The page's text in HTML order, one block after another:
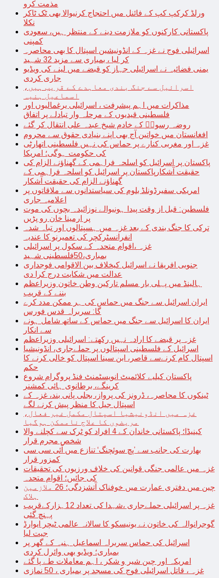
مذمت کرو
ورلڈ کرکپ کپ کے فائنل میں احتجاج کرنیوالا بھی ٹک ٹاکر
نکلا
پاکستانی کارکنوں کو ملازمت دینے کے منتظر ہیں، سعودی
کمپنی
اسرائیلی فوج نے غزہ کے انڈونیشین اسپتال کا بھی محاصرہ
کر لیا ، بمباری سے مزید 32 شہید
یمنی فضائیہ نے اسرائیلی جہاز کو قبضے میں لینے کی ویڈیو
جاری کردی
اسرائیل سے جنگ بندی معاہدے کے قریب ہیں،
اسماعیل ہنیہ
مذاکرات میں اہم پیشرفت ، اسرائیلی یرغمالیوں اور
فلسطینی قیدیوں کے مرحلہ وار تبادلے پر اتفاق
روضہ رسولؐ کے خادم شیخ عبدہ علی انتقال کر گئے
افغانستان میں خواتین آج بھی اپنے بنیادی حقوق سے محروم
غزہ اور مغربی کنارے پر حماس کی نہیں فلسطینی اتھارٹی
کی حکومت ہوگی؛ امریکا
پاکستان پر اسرائیل کو اسلحہ فراہمی کے گھناؤنے الزام کی
حقیقت آشکارپاکستان پر اسرائیل کو اسلحہ فراہمی کے
گھناؤنے الزام کی حقیقت آشکار
امریکی سفیرڈونلڈ بلوم کی سیاستدانوں سے ملاقاتوں پر
اعلامیہ جاری
فلسطین: قبل از وقت پیدا ہونیوالے نوزائیدہ بچوں کی موت
پر ارمینا خان رو پڑیں
ترکی کا جنگ بندی کے بعد غزہ میں ہسپتالوں اور تباہ شدہ
انفرانسٹرکچر کی تعمیرنو کا عندیہ
غزہ ،اقوام متحدہ کے سکول پر اسرائیلی
بمباری،50فلسطینی شہید
جنوبی افریقا نے اسرائیل کیخلاف بین الاقوامی فوجداری
عدالت میں شکایت درج کرا دی
ہالینڈ میں پہلی بار مسلم تارکین وطن خاتون وزیراعظم
بننے کے قریب
ایران اسرائیل سے جنگ میں حماس کی ہر ممکن مدد کرے
گا: سربراہ قدس فورس
ایران کا اسرائیل سے جنگ میں حماس کے ساتھ شامل ہونے
سے انکار
غزہ پر قبضے کا ارادہ نہیں رکھتے: اسرائیلی وزیراعظم
اسرائیل کے فلسطینی اسپتالوں پر حملےجاری، انڈونیشیا
اسپتال کام کرنےسے قاصر، ابن سینا اسپتال کو خالی کرنے کا
حکم
پاکستان کیلیے کلائمیٹ انویسٹمنٹ فنڈ پروگرام شروع
کرینگے، برطانوی ہائی کمشنر
ٹینکوں کا محاصرہ، ڈرونز کی پرواز، بجلی پانی بند، غزہ کے
اسپتال جیل کا منظر پیش کرنے لگے
غزہ میں انڈونیشیا اسپتال مکمل غیر فعال،
مریضوں کا علاج ناممکن ہوگیا
کینیڈا؛ پاکستانی خاندان کے 4 افراد کو ٹرک سے کچلنے والا
شخص مجرم قرار
بھارت کی جانب سے ’پچ سوئچنگ‘ تنازع میں آئی سی سی
کمزور قرار
غزہ میں عالمی جنگی قوانین کی خلاف ورزیوں کی تحقیقات
کی جائیں؛ اقوام متحدہ
چین میں دفتری عمارت میں خوفناک آتشزدگی؛ 26 ملازمین
ہلاک
غزہ پر اسرائیلی حملےجاری ،شہدا کی تعداد 12ہزارکےقریب
پہنچ گئی
گوجرانوالہ کی خاتون نے یونیسکو کا سالانہ عالمی ٹیچر ایوارڈ
جیت لیا
اسرائیل کی حماس سربراہ اسماعیل ہنیہ کے گھر پر
بمباری؛ ویڈیو بھی وائرل کردی
امریکہ اور چین شیر و شکر ، اہم معاملات طے پا گئے
غزہ ، قاتل اسرائیلی فوج کی مسجد پر بمباری ، 50 نمازی